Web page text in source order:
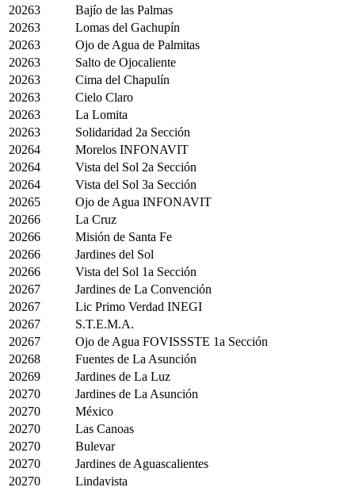
20263
Bajío de las Palmas
20263
Lomas del Gachupín
20263
Ojo de Agua de Palmitas
20263
Salto de Ojocaliente
20263
Cima del Chapulín
20263
Cielo Claro
20263
La Lomita
20263
Solidaridad 2a Sección
20264
Morelos INFONAVIT
20264
Vista del Sol 2a Sección
20264
Vista del Sol 3a Sección
20265
Ojo de Agua INFONAVIT
20266
La Cruz
20266
Misión de Santa Fe
20266
Jardines del Sol
20266
Vista del Sol 1a Sección
20267
Jardines de La Convención
20267
Lic Primo Verdad INEGI
20267
S.T.E.M.A.
20267
Ojo de Agua FOVISSSTE 1a Sección
20268
Fuentes de La Asunción
20269
Jardines de La Luz
20270
Jardines de La Asunción
20270
México
20270
Las Canoas
20270
Bulevar
20270
Jardines de Aguascalientes
20270
Lindavista